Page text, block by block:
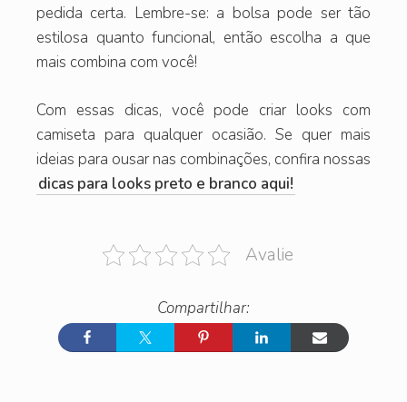
pedida certa. Lembre-se: a bolsa pode ser tão
estilosa quanto funcional, então escolha a que
mais combina com você!
Com essas dicas, você pode criar looks com
camiseta para qualquer ocasião. Se quer mais
ideias para ousar nas combinações, confira nossas
dicas para looks preto e branco aqui!
Avalie